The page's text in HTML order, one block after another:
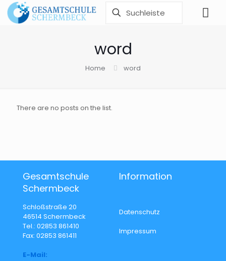
word
Home word
There are no posts on the list.
Gesamtschule
Schermbeck
Schloßstraße 20
46514 Schermbeck
Tel.: 02853 861410
Fax: 02853 861411
E-Mail:
Information
Datenschutz
Impressum